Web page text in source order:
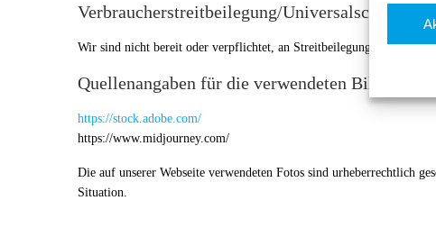
Verbraucher­streit­beilegung/
Wir sind nicht bereit oder verpflichtet, an Streitbeilegungsverfahren
Quellenangaben für die verwendeten Bilder und
https://stock.adobe.com/
https://www.midjourney.com/
Die auf unserer Webseite verwendeten Fotos sind urheberrechtlich
Situation.